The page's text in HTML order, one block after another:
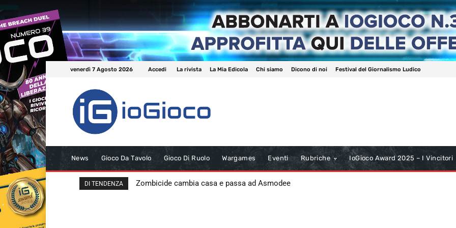
venerdì 7 Agosto 2026 Accedi La rivista La Mia Edicola Chi siamo Dicono di noi Festival del Giornalismo Ludico
News Gioco Da Tavolo Gioco Di Ruolo Wargames Eventi Rubriche IoGioco Award 2025 – I Vincitori
DI TENDENZA Zombicide cambia casa e passa ad Asmodee